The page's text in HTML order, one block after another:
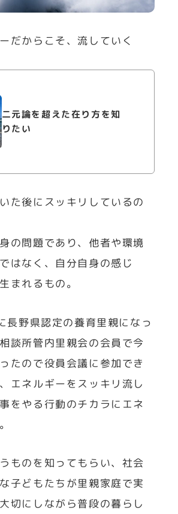
だからこそ、流していく
二元論を超えた在り方を知
りたい
た後にスッキリしているの
の問題であり、他者や環境
はなく、自分自身の感じ
まれるもの。
野県認定の養育里親になっ
談所管内里親会の会員で今
たので役員会議に参加でき
エネルギーをスッキリ流し
をやる行動のチカラにエネ
ものを知ってもらい、社会
子どもたちが里親家庭で実
切にしながら普段の暮らし